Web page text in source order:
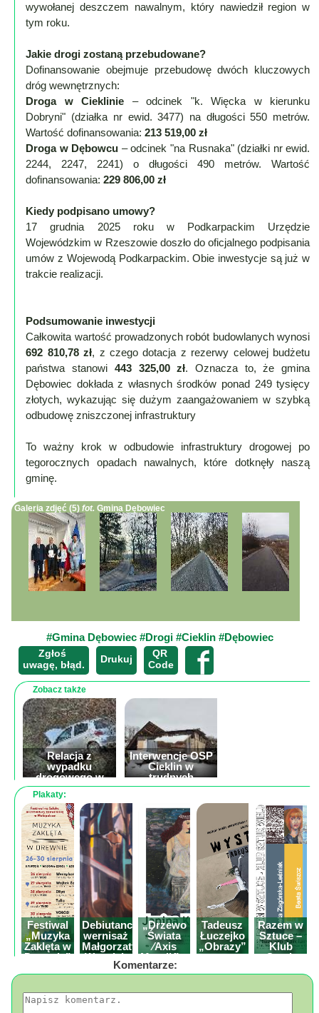
Historia
Okolica
Mapa
Beskid
Niski
Pogórze
imprez
wydarzeń...
Mapa
Mapa
filmami
Mapa
filmy
drona
Trasy
Przepisy
Dodaj
przepis
Forum
Świat
Ogłoszenia
Rozrywka
Poznaj
nas
Regulamin
ciacho
wywołanej deszczem nawalnym, który nawiedził region w
tym roku.
Jakie drogi zostaną przebudowane?
Dofinansowanie obejmuje przebudowę dwóch kluczowych
dróg wewnętrznych:
Droga w Cieklinie – odcinek "k. Więcka w kierunku
Dobryni" (działka nr ewid. 3477) na długości 550 metrów.
Wartość dofinansowania:213 519,00 zł
Droga w Dębowcu – odcinek "na Rusnaka" (działki nr ewid.
2244, 2247, 2241) o długości 490 metrów. Wartość
dofinansowania:229 806,00 zł
Kiedy podpisano umowy?
17 grudnia 2025 roku w Podkarpackim Urzędzie
Wojewódzkim w Rzeszowie doszło do oficjalnego podpisania
umów z Wojewodą Podkarpackim. Obie inwestycje są już w
trakcie realizacji.
Podsumowanie inwestycji
Całkowita wartość prowadzonych robót budowlanych wynosi
692 810,78 zł, z czego dotacja z rezerwy celowej budżetu
państwa stanowi 443 325,00 zł. Oznacza to, że gmina
Dębowiec dokłada z własnych środków ponad 249 tysięcy
złotych, wykazując się dużym zaangażowaniem w szybką
odbudowę zniszczonej infrastruktury
To ważny krok w odbudowie infrastruktury drogowej po
tegorocznych opadach nawalnych, które dotknęły naszą
gminę.
Galeria zdjęć (5)fot.Gmina Dębowiec
#Gmina Dębowiec#Drogi#Cieklin#Dębowiec
Zgłoś
uwagę, błąd.
Drukuj
QR
Code
Zobacz także
Relacja z
wypadku
drogowego w
Dębowcu
Interwencje OSP
Cieklin w
trudnych
warunkach
Wybory sołtysa w
Cieklinie - 23
listopada 2025
Plakaty:
Festiwal
„Muzyka
Zaklęta w
Drewnie”
Debiutancki
wernisaż
Małgorzaty
Wszołek
„Drzewo
Świata
⁄Axis
Mundi⁄” –
wystawa
Janiny
Tadeusz
Łuczejko
„Obrazy”
wystawa
Razem w
Sztuce –
Klub
Sztuk
Tarnowca
Komentarze: